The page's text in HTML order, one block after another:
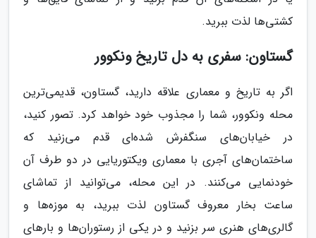
کشتی‌ها لذت ببرید.
گستاون: سفری به دل تاریخ ونکوور
اگر به تاریخ و معماری علاقه دارید، گستاون، قدیمی‌ترین
محله ونکوور، شما را مجذوب خود خواهد کرد. تصور کنید،
در خیابان‌های سنگفرش شده‌ای قدم می‌زنید که
ساختمان‌های آجری با معماری ویکتوریایی در دو طرف آن
خودنمایی می‌کنند. در این محله، می‌توانید از تماشای
ساعت بخار معروف گستاون لذت ببرید، به موزه‌ها و
گالری‌های هنری سر بزنید و در یکی از رستوران‌ها و بارهای